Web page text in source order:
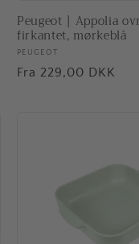
Peugeot | Appolia
firkantet, mørkeblå
Forhandler:
PEUGEOT
Normalpris
Fra 229,00 DKK